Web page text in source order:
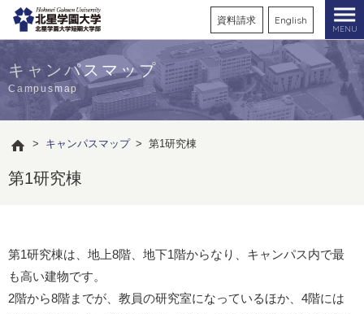
資料請求 English
MENU
キャンパスマップ
Campusmap
> キャンパスマップ > 第1研究棟
第1研究棟
第1研究棟は、地上8階、地下1階からなり、キャンパス内で最
も高い建物です。
2階から8階までが、教員の研究室になっているほか、4階には